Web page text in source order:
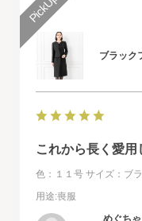
ブラック
これから長く愛用
色：１１号 サイズ：ブ
用途:喪服
めぐち